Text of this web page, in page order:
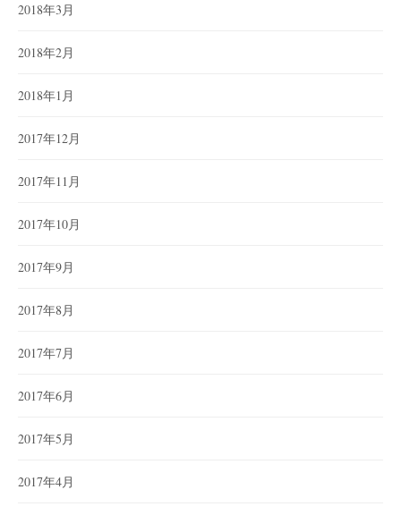
2018年3月
2018年2月
2018年1月
2017年12月
2017年11月
2017年10月
2017年9月
2017年8月
2017年7月
2017年6月
2017年5月
2017年4月